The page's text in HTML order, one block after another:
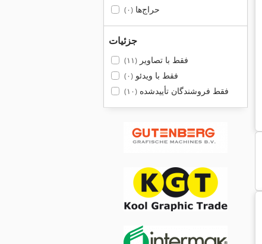
حراج‌ها(۰)
جزئیات
فقط با تصاویر(۱۱)
فقط با ویدئو(۰)
فقط فروشندگان تأییدشده(۱۰)
Damatomacchine Newton 20 Cpc 101